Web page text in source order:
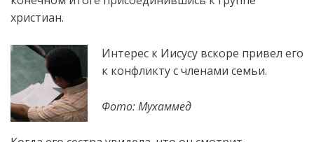
христиан.
Интерес к Иисусу вскоре привел его
к конфликту с членами семьи.
Фото: Мухаммед